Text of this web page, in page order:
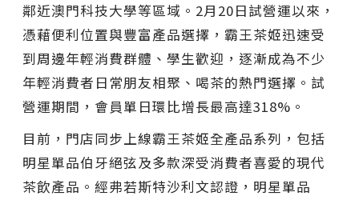
鄰近澳門科技大學等區域。2月20日試營運以來，
憑藉便利位置與豐富產品選擇，霸王茶姬迅速受
到周邊年輕消費群體、學生歡迎，逐漸成為不少
年輕消費者日常朋友相聚、喝茶的熱門選擇。試
營運期間，會員單日環比增長最高達318%。
目前，門店同步上線霸王茶姬全產品系列，包括
明星單品伯牙絕弦及多款深受消費者喜愛的現代
茶飲產品。經弗若斯特沙利文認證，明星單品